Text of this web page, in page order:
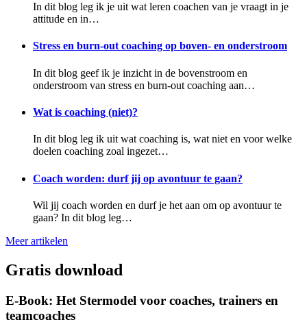
In dit blog leg ik je uit wat leren coachen van je vraagt in je
attitude en in…
Stress en burn-out coaching op boven- en onderstroom
In dit blog geef ik je inzicht in de bovenstroom en
onderstroom van stress en burn-out coaching aan…
Wat is coaching (niet)?
In dit blog leg ik uit wat coaching is, wat niet en voor welke
doelen coaching zoal ingezet…
Coach worden: durf jij op avontuur te gaan?
Wil jij coach worden en durf je het aan om op avontuur te
gaan? In dit blog leg…
Meer artikelen
Gratis download
E-Book: Het Stermodel voor coaches, trainers en
teamcoaches